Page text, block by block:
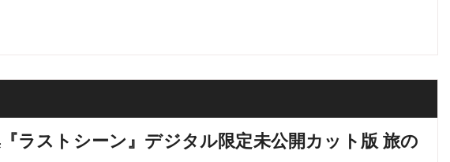
ラストシーン』デジタル限定未公開カット版 旅の